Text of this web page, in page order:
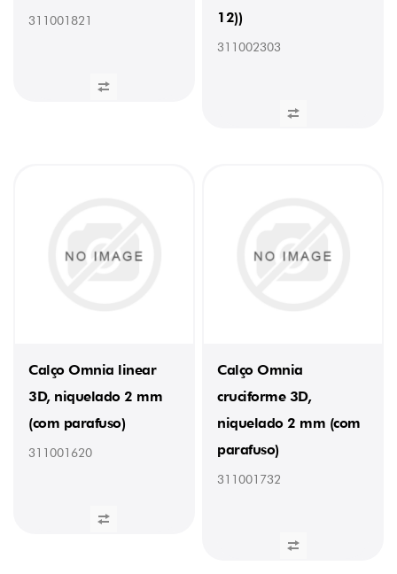
311001821 12))
311002303
Calço Omnia linear
3D, niquelado 2 mm
(com parafuso)
311001620
Calço Omnia
cruciforme 3D,
niquelado 2 mm (com
parafuso)
311001732